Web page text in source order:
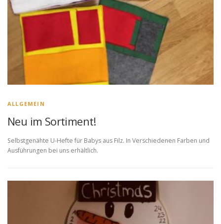
ALLGEMEIN
Neu im Sortiment!
Selbstgenähte U-Hefte für Babys aus Filz. In Verschiedenen Farben und
Ausführungen bei uns erhältlich.